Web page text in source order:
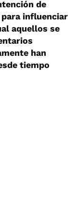
de
influenciar
aquellos se
han
tiempo